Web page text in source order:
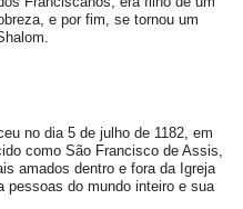
e por fim, se tornou um
no dia 5 de julho de 1182, em
como São Francisco de Assis,
amados dentro e fora da Igreja
pessoas do mundo inteiro e sua